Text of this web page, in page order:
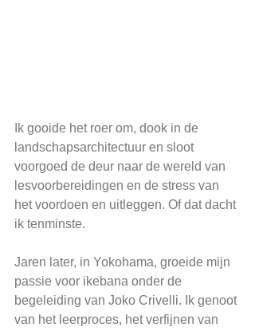
Ik gooide het roer om, dook in de
landschapsarchitectuur en sloot
voorgoed de deur naar de wereld van
lesvoorbereidingen en de stress van
het voordoen en uitleggen. Of dat dacht
ik tenminste.
Jaren later, in Yokohama, groeide mijn
passie voor ikebana onder de
begeleiding van Joko Crivelli. Ik genoot
van het leerproces, het verfijnen van